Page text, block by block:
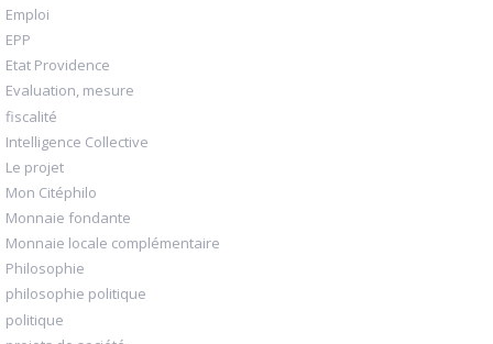
Emploi
EPP
Etat Providence
Evaluation, mesure
fiscalité
Intelligence Collective
Le projet
Mon Citéphilo
Monnaie fondante
Monnaie locale complémentaire
Philosophie
philosophie politique
politique